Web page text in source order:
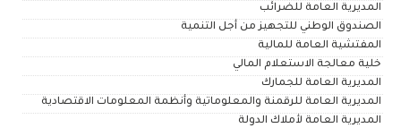
المديرية العامة للضرائب
الصندوق الوطني للتجهيز من أجل التنمية
المفتشية العامة للمالية
خلية معالجة الاستعلام المالي
المديرية العامة للجمارك
المديرية العامة للرقمنة والمعلوماتية وأنظمة المعلومات الاقتصادية
المديرية العامة لأملاك الدولة